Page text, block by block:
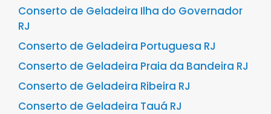
Conserto de Geladeira Ilha do Governador
RJ
Conserto de Geladeira Portuguesa RJ
Conserto de Geladeira Praia da Bandeira RJ
Conserto de Geladeira Ribeira RJ
Conserto de Geladeira Tauá RJ